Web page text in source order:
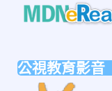
https://
公視教育影音